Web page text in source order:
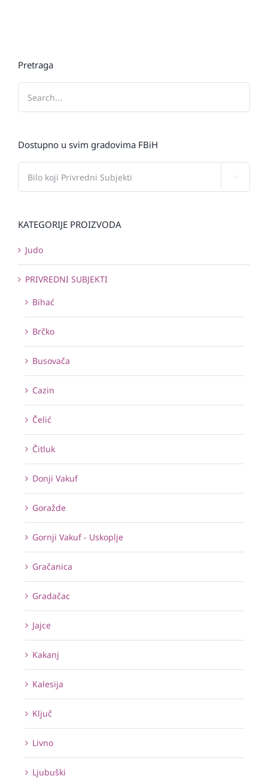
Pretraga
Dostupno u svim gradovima FBiH
KATEGORIJE PROIZVODA
Judo
PRIVREDNI SUBJEKTI
Bihać
Brčko
Busovača
Cazin
Čelić
Čitluk
Donji Vakuf
Goražde
Gornji Vakuf - Uskoplje
Gračanica
Gradačac
Jajce
Kakanj
Kalesija
Ključ
Livno
Ljubuški